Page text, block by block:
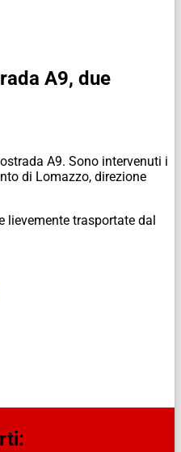
A9, due
A9. Sono intervenuti i
di Lomazzo, direzione
lievemente trasportate dal